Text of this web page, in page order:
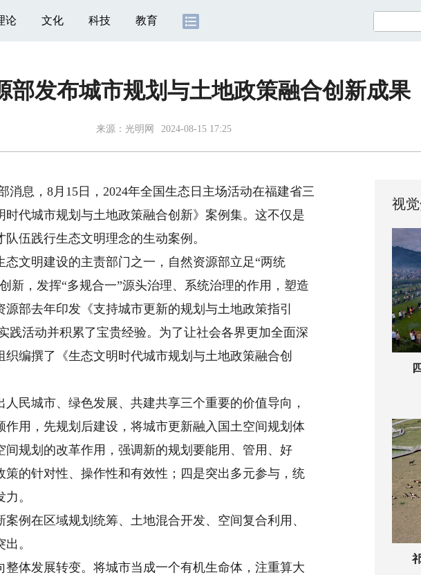
论 文化 科技 教育
部发布城市规划与土地政策融合创新成果
来源： 光明网 2024-08-15 17:25
消息，8月15日，2024年全国生态日主场活动在福建省三
代城市规划与土地政策融合创新》案例集。这不仅是
伍践行生态文明理念的生动案例。
文明建设的主责部门之一，自然资源部立足“两统
新，发挥“多规合一”源头治理、系统治理的作用，塑造
部去年印发《支持城市更新的规划与土地政策指引
践活动并积累了宝贵经验。为了让社会各界更加全面深
编撰了《生态文明时代城市规划与土地政策融合创
城市、绿色发展、共建共享三个重要的价值导向，
用，先规划后建设，将城市更新融入国土空间规划体
规划的改革作用，强调新的规划要能用、管用、好
的针对性、操作性和有效性；四是突出多元参与，统
。
在区域规划统筹、土地混合开发、空间复合利用、
。
体发展转变。将城市当成一个有机生命体，注重算大
视